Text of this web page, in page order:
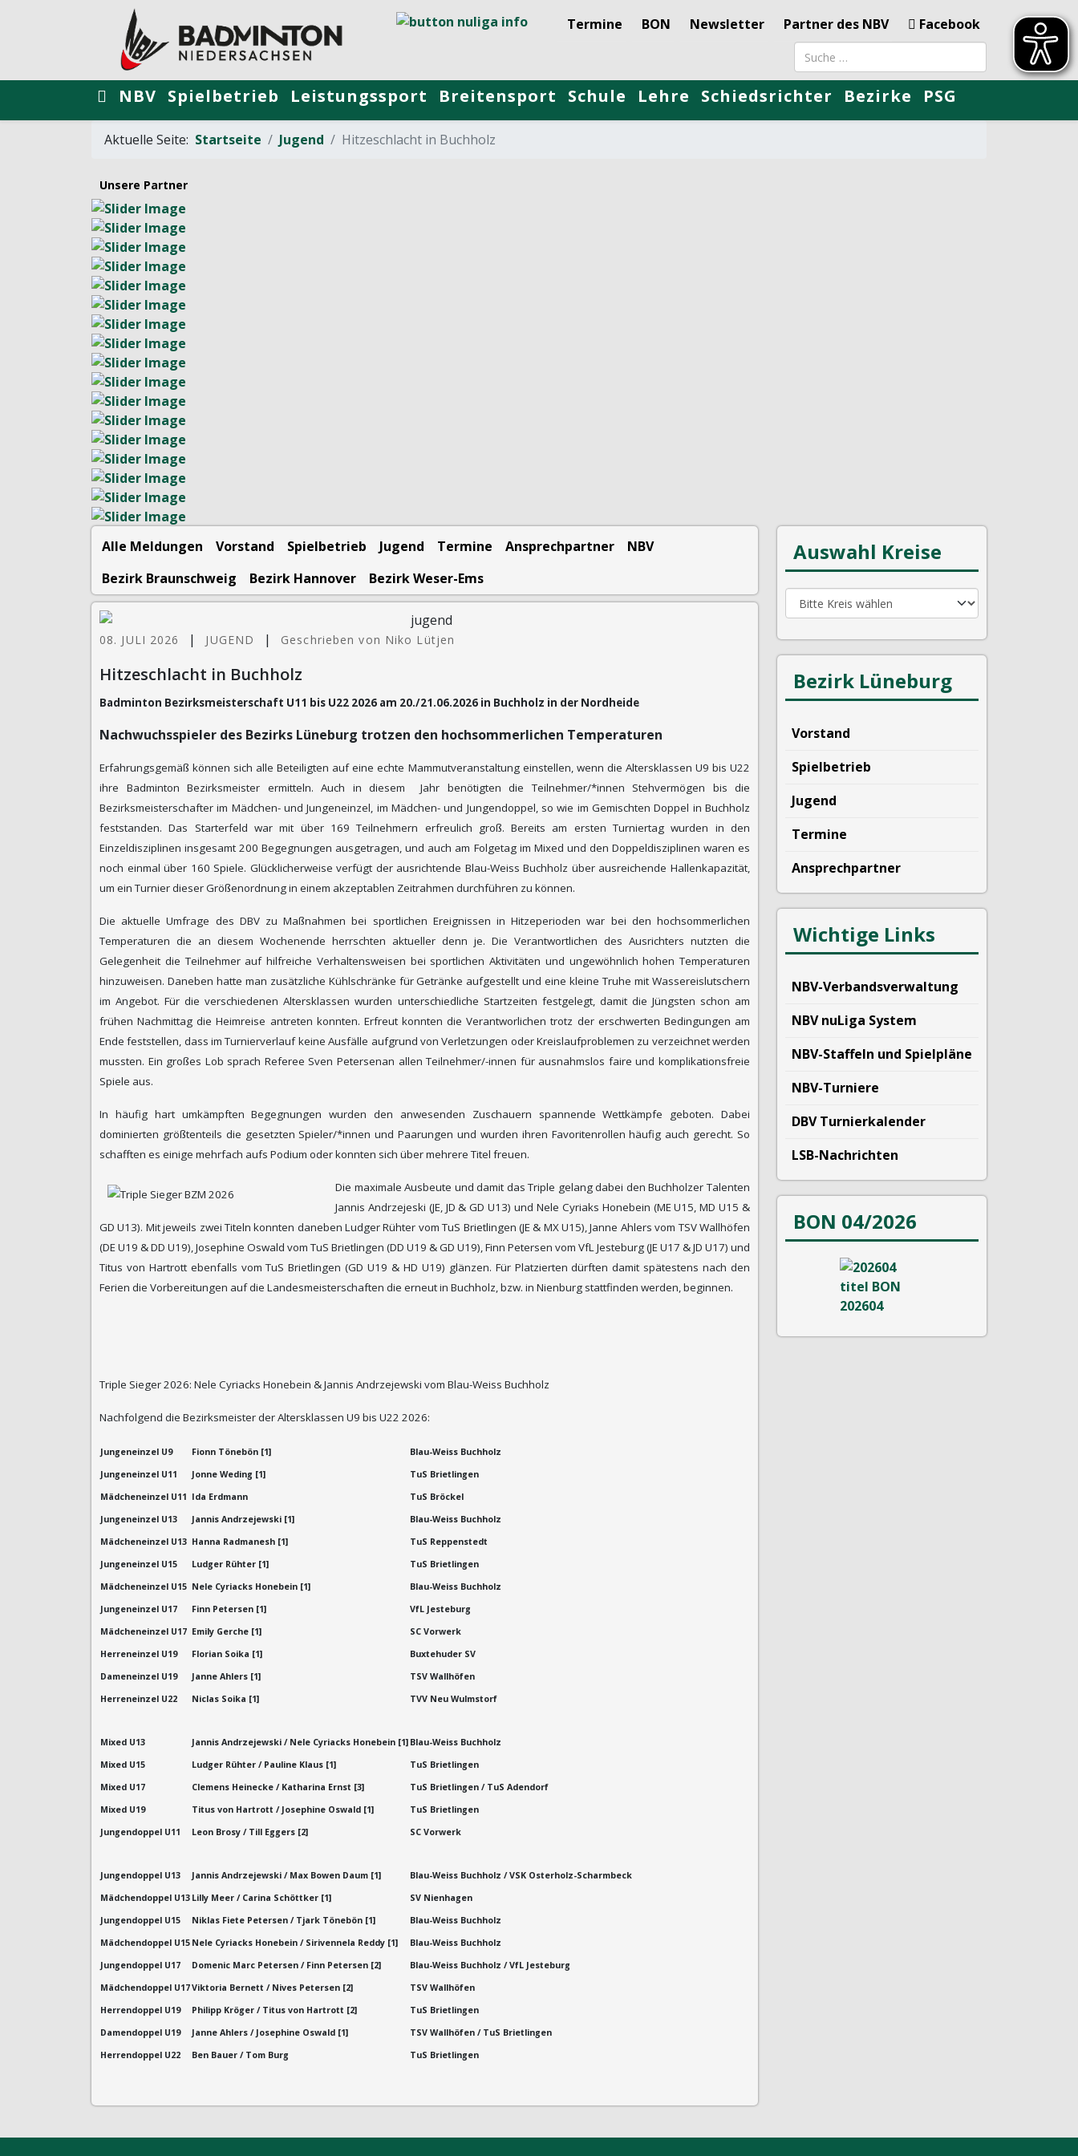
Termine BON Newsletter Partner des NBV
Facebook
Suchbegriff
NBV Spielbetrieb Leistungssport Breitensport Schule Lehre Schiedsrichter Bezirke PSG
Aktuelle Seite: Startseite Jugend Hitzeschlacht in Buchholz
Unsere Partner
Alle Meldungen Vorstand Spielbetrieb Jugend Termine Ansprechpartner
NBV
Bezirk Braunschweig
Bezirk Hannover Bezirk Weser-Ems
08. JULI 2026 | JUGEND | Geschrieben von Niko Lütjen
Hitzeschlacht in Buchholz
Badminton Bezirksmeisterschaft U11 bis U22 2026 am 20./21.06.2026 in Buchholz in der Nordheide
Nachwuchsspieler des Bezirks Lüneburg trotzen den hochsommerlichen Temperaturen
Erfahrungsgemäß können sich alle Beteiligten auf eine echte Mammutveranstaltung einstellen, wenn die Altersklassen U9 bis U22
ihre Badminton Bezirksmeister ermitteln. Auch in diesem Jahr benötigten die Teilnehmer/*innen Stehvermögen bis die
Bezirksmeisterschafter im Mädchen- und Jungeneinzel, im Mädchen- und Jungendoppel, so wie im Gemischten Doppel in Buchholz
feststanden. Das Starterfeld war mit über 169 Teilnehmern erfreulich groß. Bereits am ersten Turniertag wurden in den
Einzeldisziplinen insgesamt 200 Begegnungen ausgetragen, und auch am Folgetag im Mixed und den Doppeldisziplinen waren es
noch einmal über 160 Spiele. Glücklicherweise verfügt der ausrichtende Blau-Weiss Buchholz über ausreichende Hallenkapazität,
um ein Turnier dieser Größenordnung in einem akzeptablen Zeitrahmen durchführen zu können.
Die aktuelle Umfrage des DBV zu Maßnahmen bei sportlichen Ereignissen in Hitzeperioden war bei den hochsommerlichen
Temperaturen die an diesem Wochenende herrschten aktueller denn je. Die Verantwortlichen des Ausrichters nutzten die
Gelegenheit die Teilnehmer auf hilfreiche Verhaltensweisen bei sportlichen Aktivitäten und ungewöhnlich hohen Temperaturen
hinzuweisen. Daneben hatte man zusätzliche Kühlschränke für Getränke aufgestellt und eine kleine Truhe mit Wassereislutschern
im Angebot. Für die verschiedenen Altersklassen wurden unterschiedliche Startzeiten festgelegt, damit die Jüngsten schon am
frühen Nachmittag die Heimreise antreten konnten. Erfreut konnten die Verantworlichen trotz der erschwerten Bedingungen am
Ende feststellen, dass im Turnierverlauf keine Ausfälle aufgrund von Verletzungen oder Kreislaufproblemen zu verzeichnet werden
mussten. Ein großes Lob sprach Referee Sven Petersenan allen Teilnehmer/-innen für ausnahmslos faire und komplikationsfreie
Spiele aus.
In häufig hart umkämpften Begegnungen wurden den anwesenden Zuschauern spannende Wettkämpfe geboten. Dabei
dominierten größtenteils die gesetzten Spieler/*innen und Paarungen und wurden ihren Favoritenrollen häufig auch gerecht. So
schafften es einige mehrfach aufs Podium oder konnten sich über mehrere Titel freuen.
Die maximale Ausbeute und damit das Triple gelang dabei den Buchholzer Talenten
Jannis Andrzejeski (JE, JD & GD U13) und Nele Cyriaks Honebein (ME U15, MD U15 &
GD U13). Mit jeweils zwei Titeln konnten daneben Ludger Rühter vom TuS Brietlingen (JE & MX U15), Janne Ahlers vom TSV Wallhöfen
(DE U19 & DD U19), Josephine Oswald vom TuS Brietlingen (DD U19 & GD U19), Finn Petersen vom VfL Jesteburg (JE U17 & JD U17) und
Titus von Hartrott ebenfalls vom TuS Brietlingen (GD U19 & HD U19) glänzen. Für Platzierten dürften damit spätestens nach den
Ferien die Vorbereitungen auf die Landesmeisterschaften die erneut in Buchholz, bzw. in Nienburg stattfinden werden, beginnen.
Triple Sieger 2026: Nele Cyriacks Honebein & Jannis Andrzejewski vom Blau-Weiss Buchholz
Nachfolgend die Bezirksmeister der Altersklassen U9 bis U22 2026:
Jungeneinzel U9 Fionn Tönebön [1]
Blau-Weiss Buchholz
Jungeneinzel U11
Jonne Weding [1]
TuS Brietlingen
Mädcheneinzel U11 Ida Erdmann
TuS Bröckel
Jungeneinzel U13
Jannis Andrzejewski [1]
Blau-Weiss Buchholz
Mädcheneinzel U13 Hanna Radmanesh [1]
TuS Reppenstedt
Jungeneinzel U15
Ludger Rühter [1]
TuS Brietlingen
Mädcheneinzel U15 Nele Cyriacks Honebein [1]
Blau-Weiss Buchholz
Jungeneinzel U17
Finn Petersen [1]
VfL Jesteburg
Mädcheneinzel U17 Emily Gerche [1]
SC Vorwerk
Herreneinzel U19
Florian Soika [1]
Buxtehuder SV
Dameneinzel U19
Janne Ahlers [1]
TSV Wallhöfen
Herreneinzel U22
Niclas Soika [1] TVV Neu Wulmstorf
Mixed U13 Jannis Andrzejewski / Nele Cyriacks Honebein [1] Blau-Weiss Buchholz
Mixed U15
Ludger Rühter / Pauline Klaus [1]
TuS Brietlingen
Mixed U17
Clemens Heinecke / Katharina Ernst [3]
TuS Brietlingen / TuS Adendorf
Mixed U19
Titus von Hartrott / Josephine Oswald [1]
TuS Brietlingen
Jungendoppel U11
Leon Brosy / Till Eggers [2] SC Vorwerk
Jungendoppel U13 Jannis Andrzejewski / Max Bowen Daum [1]
Blau-Weiss Buchholz / VSK Osterholz-Scharmbeck
Mädchendoppel U13 Lilly Meer / Carina Schöttker [1]
SV Nienhagen
Jungendoppel U15
Niklas Fiete Petersen / Tjark Tönebön [1]
Blau-Weiss Buchholz
Mädchendoppel U15 Nele Cyriacks Honebein / Sirivennela Reddy [1]
Blau-Weiss Buchholz
Jungendoppel U17
Domenic Marc Petersen / Finn Petersen [2]
Blau-Weiss Buchholz / VfL Jesteburg
Mädchendoppel U17Viktoria Bernett / Nives Petersen [2]
TSV Wallhöfen
Herrendoppel U19
Philipp Kröger / Titus von Hartrott [2]
TuS Brietlingen
Damendoppel U19
Janne Ahlers / Josephine Oswald [1]
TSV Wallhöfen / TuS Brietlingen
Herrendoppel U22
Ben Bauer / Tom Burg TuS Brietlingen
Auswahl Kreise
Bezirk Lüneburg
Vorstand
Spielbetrieb
Jugend
Termine
Ansprechpartner
Wichtige Links
NBV-Verbandsverwaltung
NBV nuLiga System
NBV-Staffeln und Spielpläne
NBV-Turniere
DBV Turnierkalender
LSB-Nachrichten
BON 04/2026